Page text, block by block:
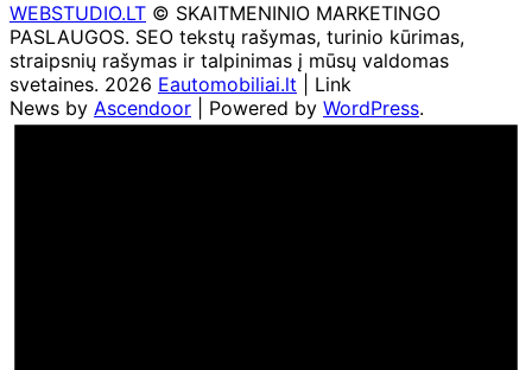
WEBSTUDIO.LT © SKAITMENINIO MARKETINGO
PASLAUGOS. SEO tekstų rašymas, turinio kūrimas,
straipsnių rašymas ir talpinimas į mūsų valdomas
svetaines. 2026 Eautomobiliai.lt | Link
News by Ascendoor | Powered by WordPress.